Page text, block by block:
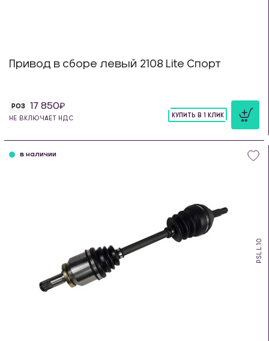
Привод в сборе левый 2108 Lite Спорт
РОЗ 17 850
НЕ ВКЛЮЧАЕТ НДС
КУПИТЬ В 1 КЛИК
PSL.L.10
в наличии